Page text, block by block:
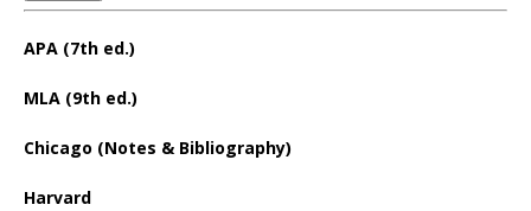
APA (7th ed.)
MLA (9th ed.)
Chicago (Notes & Bibliography)
Harvard